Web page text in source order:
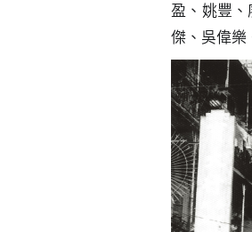
盈、姚豐
傑、吳偉樂